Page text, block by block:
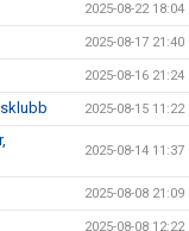
2025-08-22 18:04
2025-08-17 21:40
2025-08-16 21:24
2025-08-15 11:22
2025-08-14 11:37
2025-08-08 21:09
2025-08-08 12:22